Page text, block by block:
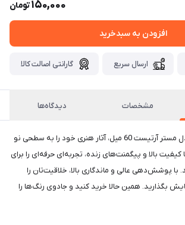
150,000تومان
افزودن به سبدخرید
ارسال سریع گارانتی اصالت کالا
مشخصات دیدگاه‌ها
با رنگ روغن ماریس مدل مستر آرتیست 60 میل، آثار هنری خود را به سطحی نو
بالا و پیگمنت‌های زنده، تجربه‌ای حرفه‌ای را برای
با پوشش‌دهی عالی و ماندگاری بالا، خلاقیت‌تان را
بگذارید. همین حالا خرید کنید و جادوی رنگ‌ها را